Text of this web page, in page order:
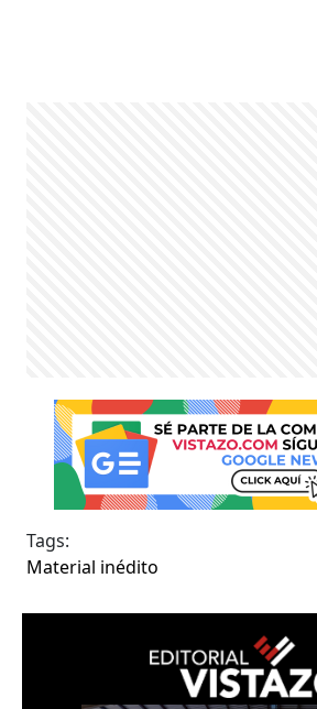
Tags:
Material inédito